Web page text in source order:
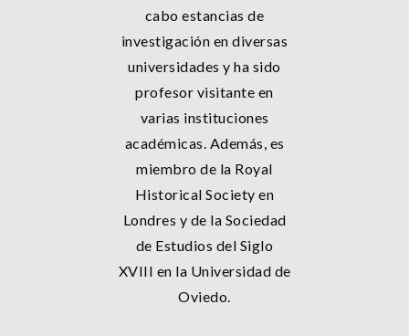
cabo estancias de
investigación en diversas
universidades y ha sido
profesor visitante en
varias instituciones
académicas. Además, es
miembro de la Royal
Historical Society en
Londres y de la Sociedad
de Estudios del Siglo
XVIII en la Universidad de
Oviedo.